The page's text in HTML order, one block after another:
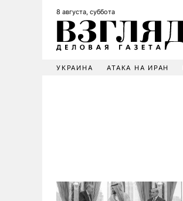
8 августа, суббота
УКРАИНА АТАКА НА ИРАН